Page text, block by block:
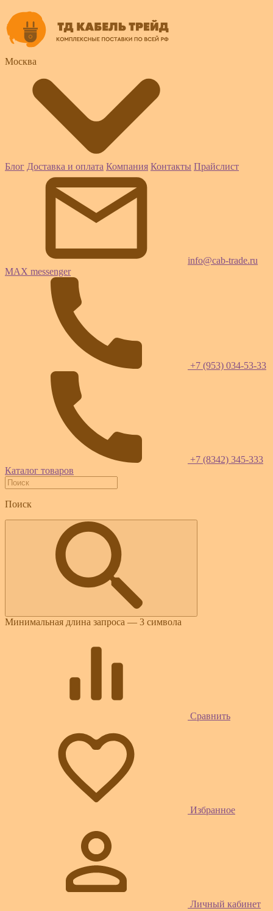
Москва
Блог Доставка и оплата Компания Контакты Прайслист
info@cab-trade.ru
MAX messenger
+7 (953) 034-53-33
+7 (8342) 345-333
Каталог товаров
Поиск
Минимальная длина запроса — 3 символа
Сравнить
Избранное
Личный кабинет